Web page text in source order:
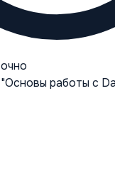
работы с